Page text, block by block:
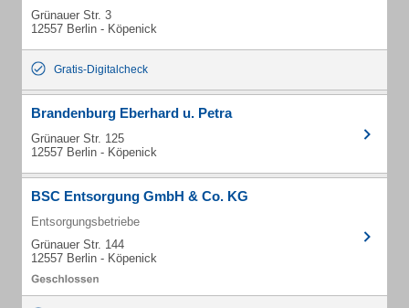
Grünauer Str. 3
12557 Berlin - Köpenick
Gratis-Digitalcheck
Brandenburg Eberhard u. Petra
Grünauer Str. 125
12557 Berlin - Köpenick
BSC Entsorgung GmbH & Co. KG
Entsorgungsbetriebe
Grünauer Str. 144
12557 Berlin - Köpenick